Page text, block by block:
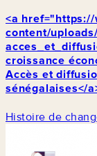
<a
content/
croissance
Accès et
sénégalaises</
Histoire de